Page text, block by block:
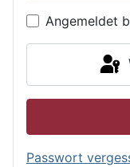
Angemeldet
Passwort